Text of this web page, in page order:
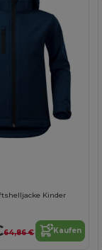
Kinder
64,86 € Kaufen